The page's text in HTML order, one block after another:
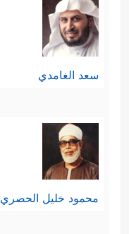
سعد الغامدي
محمود خليل الحصري